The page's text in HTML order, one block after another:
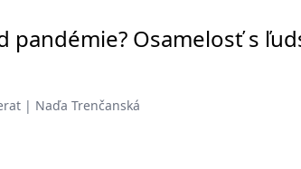
pandémie? Osamelosť s
| Naďa Trenčanská